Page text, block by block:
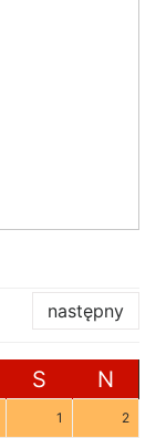
następny
S N
1 2